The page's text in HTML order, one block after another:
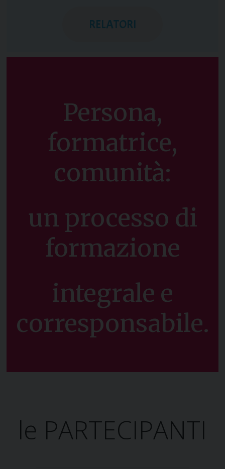
RELATORI
Persona,
formatrice,
comunità:
un processo di
formazione
integrale e
corresponsabile.
le PARTECIPANTI